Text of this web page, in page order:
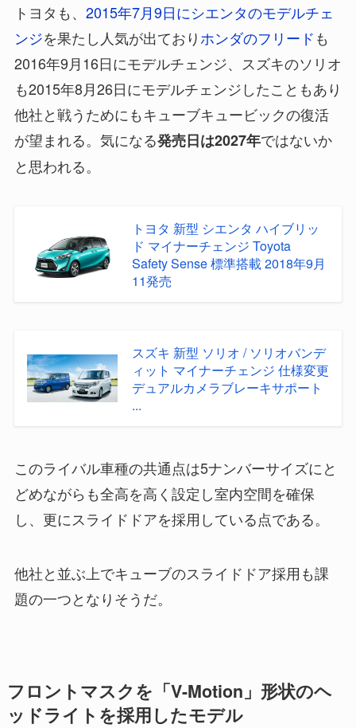
トヨタも、 2015年7月9日にシエンタのモデルチェ
ンジを果たし人気が出ておりホンダのフリードも
2016年9月16日にモデルチェンジ、スズキのソリオ
も2015年8月26日にモデルチェンジしたこともあり
他社と戦うためにもキューブキュービックの復活
が望まれる。気になる発売日は2027年ではないか
と思われる。
トヨタ 新型 シエンタ ハイブリッ
ド マイナーチェンジ Toyota
Safety Sense 標準搭載 2018年9月
11発売
スズキ 新型 ソリオ / ソリオバンデ
ィット マイナーチェンジ 仕様変更
デュアルカメラブレーキサポート
...
このライバル車種の共通点は5ナンバーサイズにと
どめながらも全高を高く設定し室内空間を確保
し、更にスライドドアを採用している点である。
他社と並ぶ上でキューブのスライドドア採用も課
題の一つとなりそうだ。
フロントマスクを「V-Motion」形状のヘ
ッドライトを採用したモデル